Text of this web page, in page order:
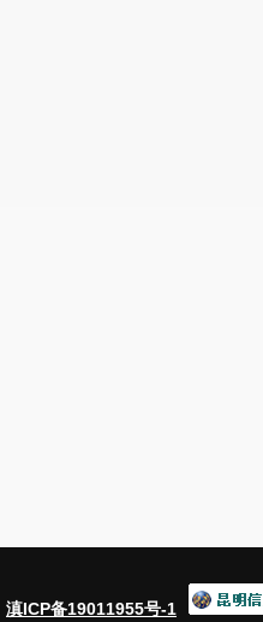
滇ICP备19011955号-1